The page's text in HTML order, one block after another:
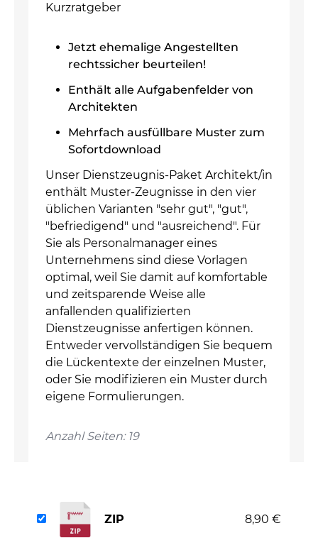
Kurzratgeber
Jetzt ehemalige Angestellten
rechtssicher beurteilen!
Enthält alle Aufgabenfelder von
Architekten
Mehrfach ausfüllbare Muster zum
Sofortdownload
Unser Dienstzeugnis-Paket Architekt/in
enthält Muster-Zeugnisse in den vier
üblichen Varianten "sehr gut", "gut",
"befriedigend" und "ausreichend". Für
Sie als Personalmanager eines
Unternehmens sind diese Vorlagen
optimal, weil Sie damit auf komfortable
und zeitsparende Weise alle
anfallenden qualifizierten
Dienstzeugnisse anfertigen können.
Entweder vervollständigen Sie bequem
die Lückentexte der einzelnen Muster,
oder Sie modifizieren ein Muster durch
eigene Formulierungen.
Anzahl Seiten: 19
ZIP 8,90 €